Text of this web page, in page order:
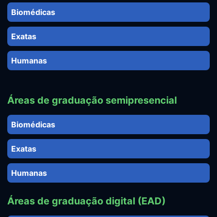
Biomédicas
Exatas
Humanas
Áreas de graduação semipresencial
Biomédicas
Exatas
Humanas
Áreas de graduação digital (EAD)